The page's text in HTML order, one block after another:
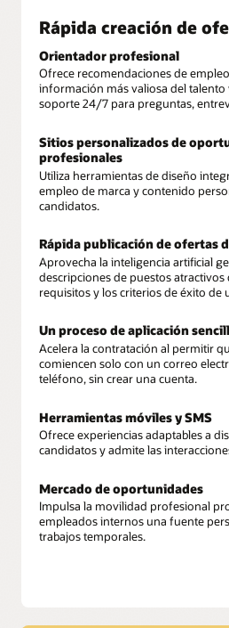
Rápida creación de
Orientador profesional
Ofrece recomendaciones de
información más valiosa del talento
soporte 24/7 para preguntas,
Sitios personalizados de
profesionales
Utiliza herramientas de diseño
empleo de marca y contenido
candidatos.
Rápida publicación de ofertas
Aprovecha la inteligencia artificial
descripciones de puestos
requisitos y los criterios de éxito de
Un proceso de aplicación
Acelera la contratación al permitir
comiencen solo con un correo
teléfono, sin crear una cuenta.
Herramientas móviles y SMS
Ofrece experiencias adaptables a
candidatos y admite las
Mercado de oportunidades
Impulsa la movilidad profesional
empleados internos una fuente
trabajos temporales.